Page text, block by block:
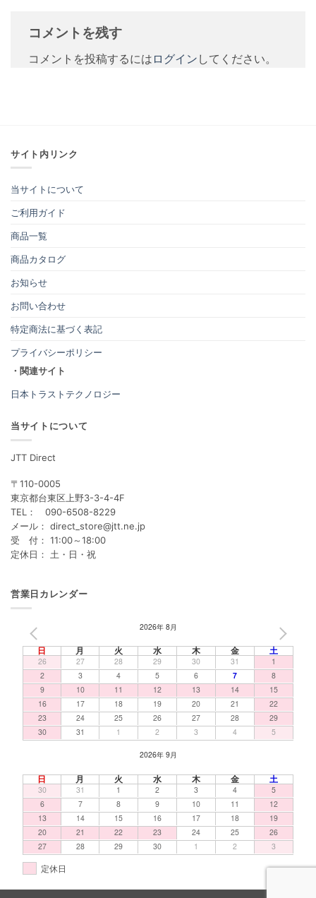
コメントを残す
コメントを投稿するには ログイン してください。
サイト内リンク
当サイトについて
ご利用ガイド
商品一覧
商品カタログ
お知らせ
お問い合わせ
特定商法に基づく表記
プライバシーポリシー
・関連サイト
日本トラストテクノロジー
当サイトについて
JTT Direct
〒110-0005
東京都台東区上野3-3-4-4F
TEL： 090-6508-8229
メール： direct_store@jtt.ne.jp
受 付： 11:00～18:00
定休日： 土・日・祝
営業日カレンダー
2026年 8月
日 月 火 水 木 金 土
26 27 28 29 30 31
1
2
3 4 5 6 7
8
9
10 11 12 13 14
15
16
17 18 19 20 21
22
23
24 25 26 27 28
29
30
31 1 2 3 4 5
2026年 9月
日 月 火 水 木 金 土
30 31 1 2 3 4
5
6
7 8 9 10 11
12
13
14 15 16 17 18
19
20
21 22 23 24 25
26
27
28 29 30 1 2 3
定休日